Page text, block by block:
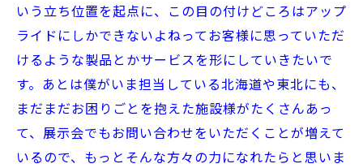
いう立ち位置を起点に、この目の付けどころはアップ
ライドにしかできないよねってお客様に思っていただ
けるような製品とかサービスを形にしていきたいで
す。あとは僕がいま担当している北海道や東北にも、
まだまだお困りごとを抱えた施設様がたくさんあっ
て、展示会でもお問い合わせをいただくことが増えて
いるので、もっとそんな方々の力になれたらと思いま